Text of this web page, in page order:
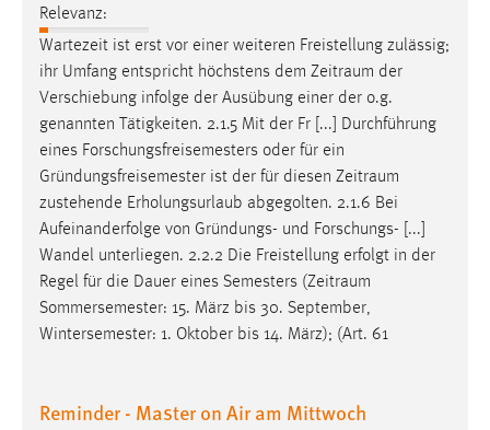
Relevanz:
Wartezeit ist erst vor einer weiteren Freistellung zulässig;
ihr Umfang entspricht höchstens dem Zeitraum der
Verschiebung infolge der Ausübung einer der o.g.
genannten Tätigkeiten. 2.1.5 Mit der Fr [...] Durchführung
eines Forschungsfreisemesters oder für ein
Gründungsfreisemester ist der für diesen Zeitraum
zustehende Erholungsurlaub abgegolten. 2.1.6 Bei
Aufeinanderfolge von Gründungs- und Forschungs- [...]
Wandel unterliegen. 2.2.2 Die Freistellung erfolgt in der
Regel für die Dauer eines Semesters (Zeitraum
Sommersemester: 15. März bis 30. September,
Wintersemester: 1. Oktober bis 14. März); (Art. 61
Reminder - Master on Air am Mittwoch
Name:
staticfilecache
Zweck:
Für performante Seitenauslieferung wird in diesem Cookie
gespeichert, ob man eingeloggt ist.
Sprachpräferenz
Name:
site-language-preference
Das Cookie speichert die gewählte Sprache der Website.
30 Tage